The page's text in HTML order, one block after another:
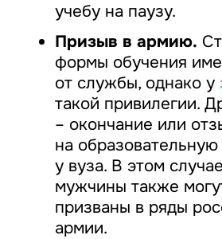
учебу на паузу.
Призыв в армию.
формы обучения
от службы, однако у
такой привилегии.
– окончание или
на
у вуза. В этом
мужчины также
призваны в ряды
армии.